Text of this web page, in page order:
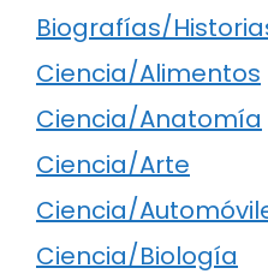
Biografías/
Ciencia/Alimentos
Ciencia/Anatomía
Ciencia/Arte
Ciencia/
Ciencia/Biología